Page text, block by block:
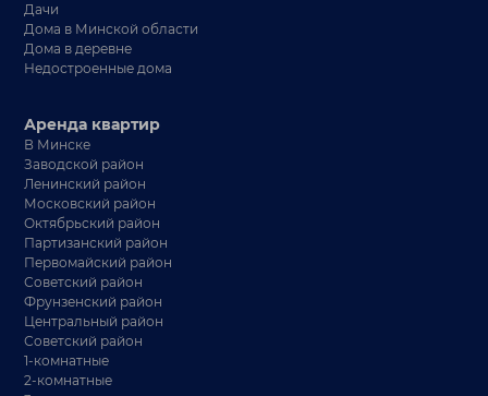
Дачи
Дома в Минской области
Дома в деревне
Недостроенные дома
Аренда квартир
В Минске
Заводской район
Ленинский район
Московский район
Октябрьский район
Партизанский район
Первомайский район
Советский район
Фрунзенский район
Центральный район
Советский район
1-комнатные
2-комнатные